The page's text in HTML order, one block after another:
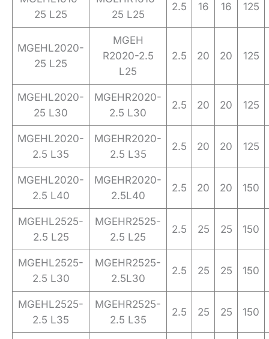
25 L25
25 L25
2.5 16 16 125
MGEHL2020-
25 L25
MGEH
R2020-2.5
L25
2.5 20 20 125
MGEHL2020-
25 L30
MGEHR2020-
2.5 L30
2.5 20 20 125
MGEHL2020-
2.5 L35
MGEHR2020-
2.5 L35
2.5 20 20 125
MGEHL2020-
2.5 L40
MGEHR2020-
2.5L40
2.5 20 20 150
MGEHL2525-
2.5 L25
MGEHR2525-
2.5 L25
2.5 25 25 150
MGEHL2525-
2.5 L30
MGEHR2525-
2.5L30
2.5 25 25 150
MGEHL2525-
2.5 L35
MGEHR2525-
2.5 L35
2.5 25 25 150